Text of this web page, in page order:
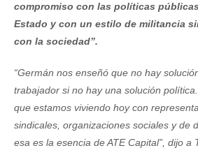
compromiso con las políticas
Estado y con un estilo de militancia
con la sociedad”.
“Germán nos enseñó que no hay
trabajador si no hay una solución
que estamos viviendo hoy con
sindicales, organizaciones sociales y de
esa es la esencia de ATE Capital”, dijo a